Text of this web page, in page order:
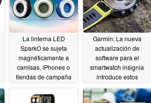
La linterna LED
SparkO se sujeta
magnéticamente a
camisas, iPhones o
tiendas de campaña
Garmin: La nueva
actualización de
software para el
smartwatch insignia
introduce estos
05/10/2026